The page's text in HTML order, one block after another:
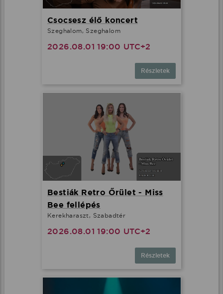
Csocsesz élő koncert
Szeghalom, Szeghalom
2026.08.01 19:00 UTC+2
Részletek
Bestiák Retro Őrület - Miss
Bee fellépés
Kerekharaszt, Szabadtér
2026.08.01 19:00 UTC+2
Részletek